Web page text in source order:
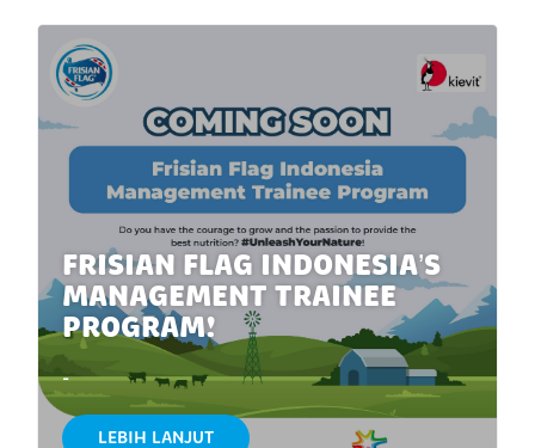
FRISIAN FLAG INDONESIA’S
MANAGEMENT TRAINEE
PROGRAM!
-
LEBIH LANJUT